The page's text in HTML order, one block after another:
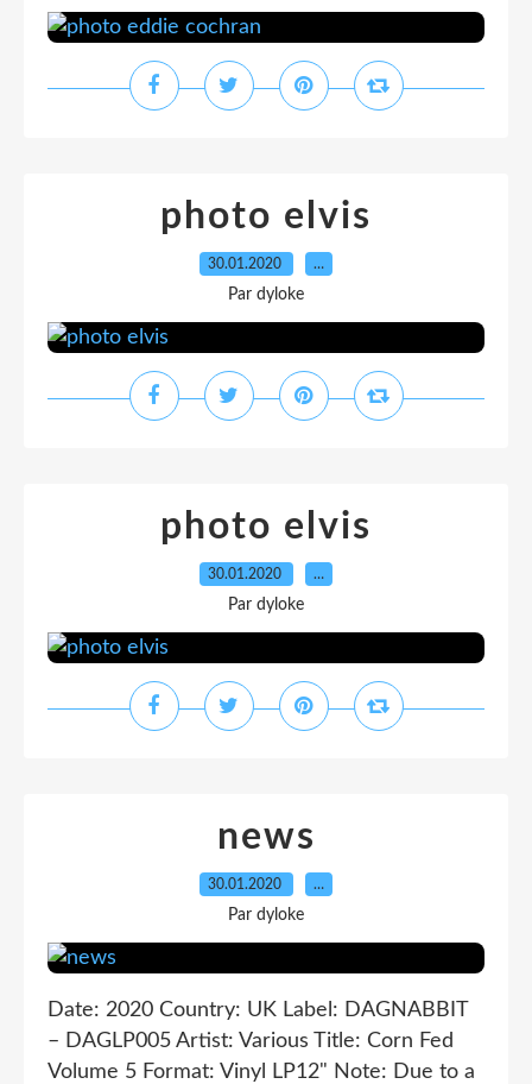
photo elvis
30.01.2020 …
Par dyloke
photo elvis
30.01.2020 …
Par dyloke
news
30.01.2020 …
Par dyloke
Date: 2020 Country: UK Label: DAGNABBIT
– DAGLP005 Artist: Various Title: Corn Fed
Volume 5 Format: Vinyl LP12" Note: Due to a